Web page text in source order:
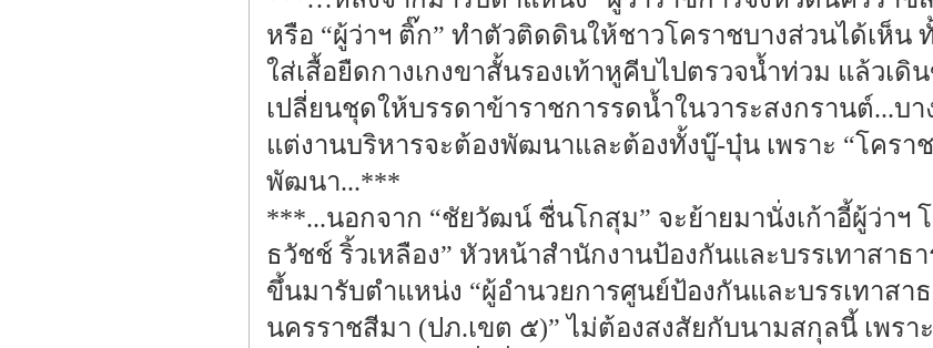
หรือ “ผู้ว่าฯ ติ๊ก” ทำตัวติดดินให้ชาวโคราชบางส่วนได้เห็น
ใส่เสื้อยืดกางเกงขาสั้นรองเท้าหูคีบไปตรวจน้ำท่วม แล้วเดิ
เปลี่ยนชุดให้บรรดาข้าราชการรดน้ำในวาระสงกรานต์...บ
แต่งานบริหารจะต้องพัฒนาและต้องทั้งบู๊-บุ๋น เพราะ “โครา
พัฒนา...***
***...นอกจาก “ชัยวัฒน์ ชื่นโกสุม” จะย้ายมานั่งเก้าอี้ผู้ว่าฯ
ธวัชช์ ริ้วเหลือง” หัวหน้าสำนักงานป้องกันและบรรเทาสา
ขึ้นมารับตำแหน่ง “ผู้อำนวยการศูนย์ป้องกันและบรรเทาสา
นครราชสีมา (ปภ.เขต ๕)” ไม่ต้องสงสัยกับนามสกุลนี้ เพรา